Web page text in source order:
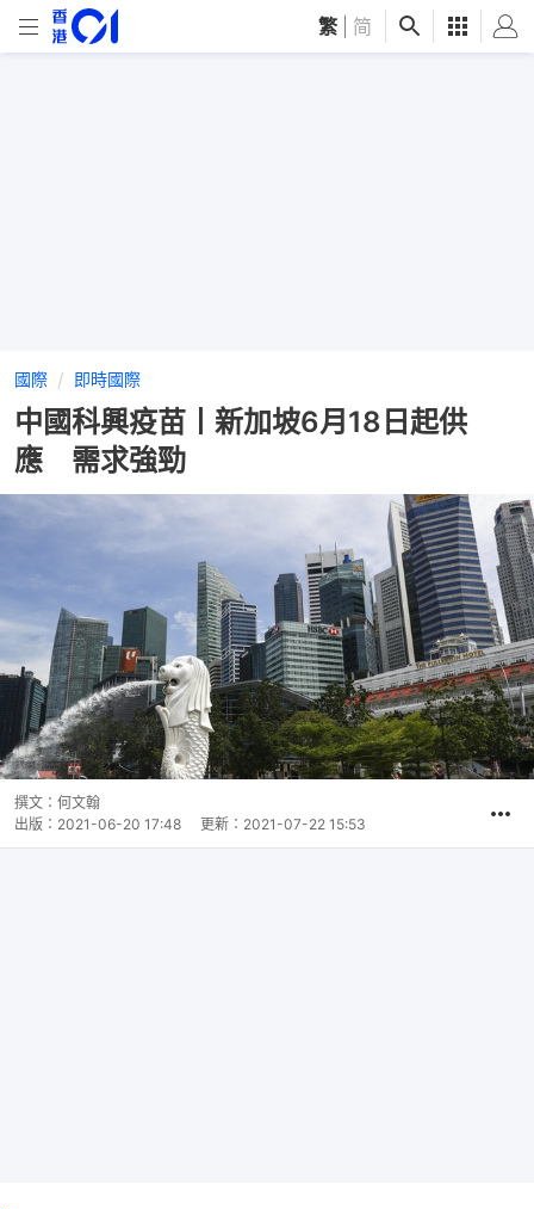
繁 简
國際 即時國際
中國科興疫苗丨新加坡6月18日起供
應 需求強勁
撰文： 何文翰
出版： 2021-06-20 17:48 更新： 2021-07-22 15:53